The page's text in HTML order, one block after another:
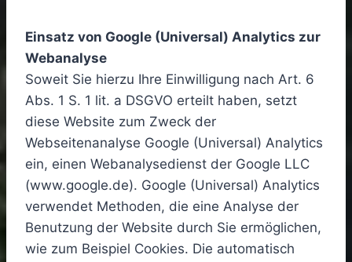
Einsatz von Google (Universal) Analytics zur
Webanalyse
Soweit Sie hierzu Ihre Einwilligung nach Art. 6
Abs. 1 S. 1 lit. a DSGVO erteilt haben, setzt
diese Website zum Zweck der
Webseitenanalyse Google (Universal) Analytics
ein, einen Webanalysedienst der Google LLC
(www.google.de). Google (Universal) Analytics
verwendet Methoden, die eine Analyse der
Benutzung der Website durch Sie ermöglichen,
wie zum Beispiel Cookies. Die automatisch